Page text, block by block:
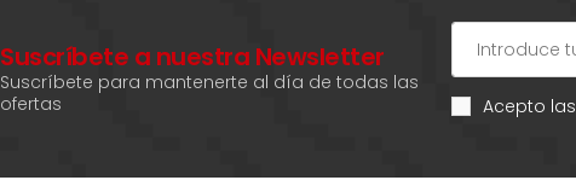
Suscríbete a nuestra Newsletter
Suscríbete para mantenerte al día de todas las
ofertas
Acepto las